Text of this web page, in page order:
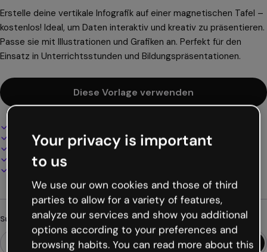
Erstelle deine vertikale Infografik auf einer magnetischen Tafel –
kostenlos! Ideal, um Daten interaktiv und kreativ zu präsentieren.
Passe sie mit Illustrationen und Grafiken an. Perfekt für den
Einsatz in Unterrichtsstunden und Bildungspräsentationen.
Diese Vorlage verwenden
100% anpassbar
Audio, Video und Multimedia hinzufügen
Online präsentieren, teilen oder veröffentlichen
Als PDF, MP4 und andere Formate herunterladen
Suchst du etwas anderes?
Your privacy is important
to us
We use our own cookies and those of third
parties to allow for a variety of features,
analyze our services and show you additional
options according to your preferences and
browsing habits. You can read more about this